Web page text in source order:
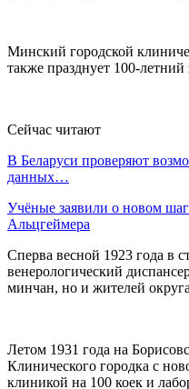
Минский городской
также празднует 100-
Сейчас читают
В Беларуси проверяют
данных…
Учёные заявили о новом
Альцгеймера
Сперва весной 1923 года в
венерологический
минчан, но и жителей
Летом 1931 года на
Клинического городка с
клиникой на 100 коек и